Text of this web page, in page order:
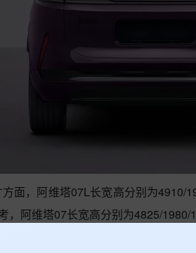
面，阿维塔07L长宽高分别为4910/
，阿维塔07长宽高分别为4825/1980/
增程版车型搭载1.5T增程系统，增